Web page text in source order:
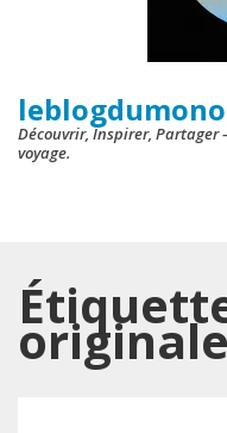
Découvrir, Inspirer, Partager
voyage.